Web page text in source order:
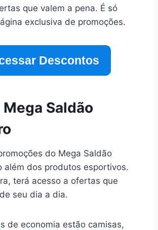
que valem a pena. É só
exclusiva de promoções.
Descontos
Saldão
do Mega Saldão
além dos produtos esportivos.
terá acesso a ofertas que
seu dia a dia.
de economia estão camisas,